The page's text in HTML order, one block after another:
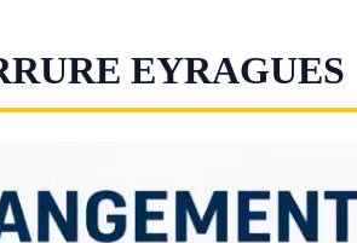
EYRAGUES